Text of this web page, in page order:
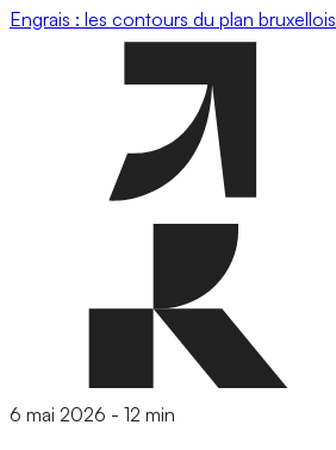
Engrais : les contours du plan bruxellois
6 mai 2026 - 12 min